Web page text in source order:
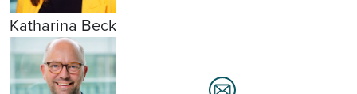
Katharina Beck